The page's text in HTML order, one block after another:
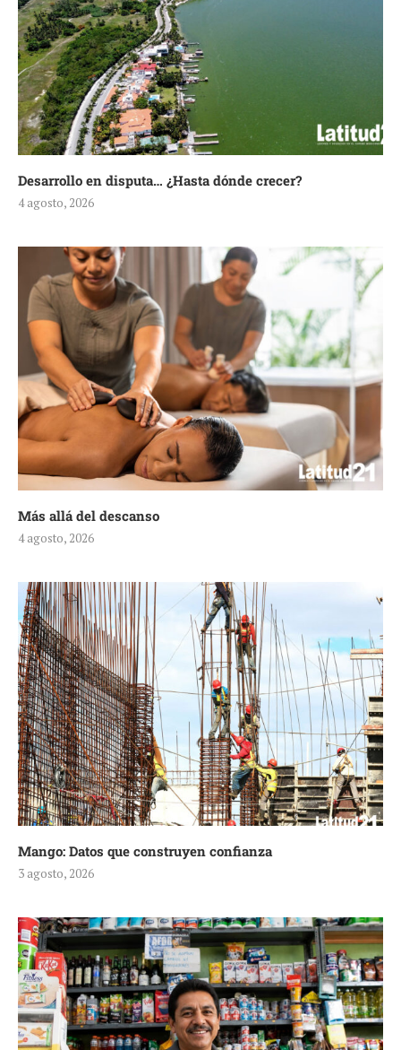
Desarrollo en disputa… ¿Hasta dónde crecer?
4 agosto, 2026
Más allá del descanso
4 agosto, 2026
Mango: Datos que construyen confianza
3 agosto, 2026